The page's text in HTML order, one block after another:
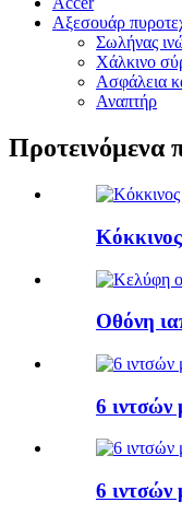
Αξεσουάρ
Σωλήνας
Χάλκινο
Ασφάλεια
Αναπτήρ
Προτεινόμενα
Οθόνη
6 ιντσών
6 ιντσών